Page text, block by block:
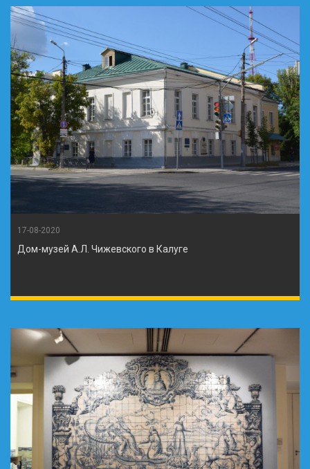
17-08-2020
Дом-музей А.Л. Чижевского в Калуге